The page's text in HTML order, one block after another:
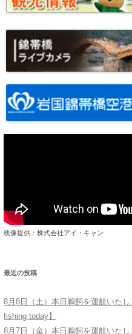
映像提供：株式会社アイ・キャン
最近の投稿
8月8日（土）本日鵜飼を運航いた
fishing today】
8月7日（金）本日鵜飼を運航いた